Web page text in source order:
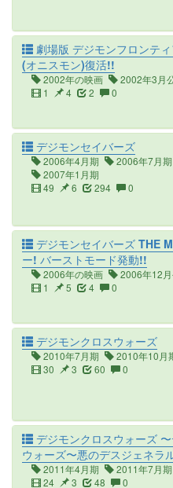
劇場版 デジモンフロンテ
(オニスモン)復活!!
2002年の映画
2002年3月
1
4 2 0
デジモンセイバーズ
2006年4月期 2006年7月期
2007年1月期
49
6 294 0
デジモンセイバーズ THE
ー! バーストモード発動!!
2006年の映画
2006年12
1
5 4 0
デジモンクロスウォーズ
2010年7月期 2010年10月
30
3 60 0
デジモンクロスウォーズ
ウォーズ〜悪のデスジェネラ
2011年4月期
2011年7月期
24
3 48 0